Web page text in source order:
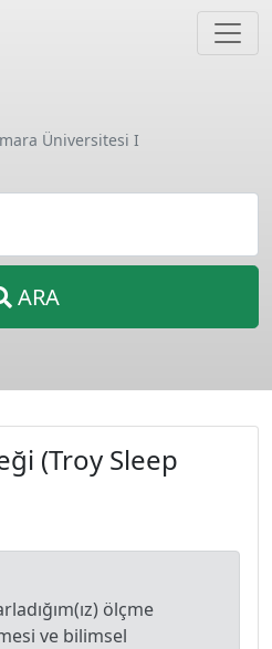
Üniversitesi I
ARA
(Troy Sleep
ölçme
ve bilimsel